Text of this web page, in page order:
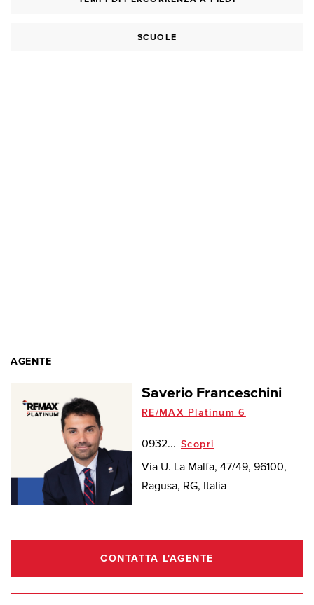
SCUOLE
AGENTE
Saverio Franceschini
RE/MAX Platinum 6
0932... Scopri
Via U. La Malfa, 47/49, 96100,
Ragusa, RG, Italia
CONTATTA L'AGENTE